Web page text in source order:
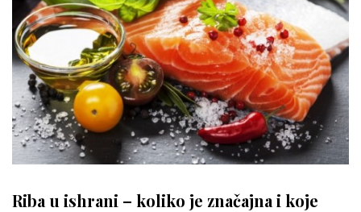
Riba u ishrani – koliko je značajna i koje